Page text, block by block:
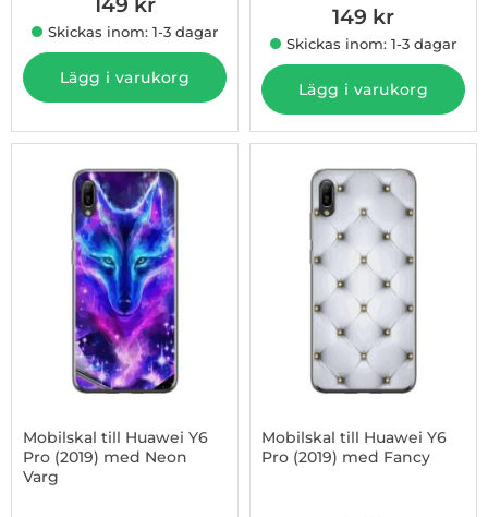
Skickas inom: 1-3 dagar
Lägg i varukorg
149 kr
Skickas inom: 1-3 dagar
Lägg i varukorg
Mobilskal till Huawei Y6
Pro (2019) med Neon
Varg
Mobilskal till Huawei Y6
Pro (2019) med Fancy